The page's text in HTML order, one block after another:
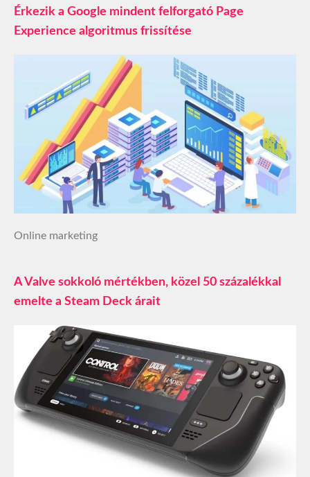
Érkezik a Google mindent felforgató Page
Experience algoritmus frissítése
Online marketing
A Valve sokkoló mértékben, közel 50 százalékkal
emelte a Steam Deck árait